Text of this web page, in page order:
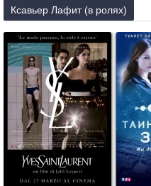
Ксавьер Лафит (в ролях)